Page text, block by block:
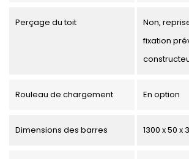
Perçage du toit
Non,
fixation
Rouleau de chargement En option
Dimensions des barres 1300 x 50 x